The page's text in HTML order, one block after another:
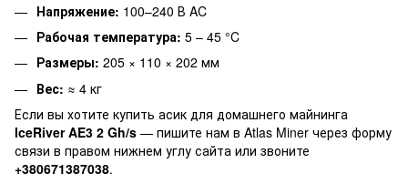
Напряжение: 100–240 В AC
Рабочая температура: 5 – 45 °C
Размеры: 205 × 110 × 202 мм
Вес: ≈ 4 кг
Если вы хотите купить асик для домашнего майнинга
IceRiver AE3 2 Gh/s — пишите нам в Atlas Miner через форму
связи в правом нижнем углу сайта или звоните
+380671387038.